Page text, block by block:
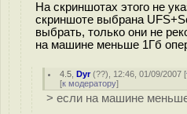
На скриншотах этого не
скриншоте выбрана
выбрать, только они не
на машине меньше 1Гб
4.5 ,Dyr(??), 12:46, 01/09/2007 [
[к модератору]
> если на машине